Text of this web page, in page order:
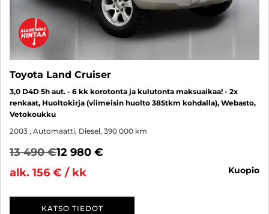
Toyota Land Cruiser
3,0 D4D 5h aut. - 6 kk korotonta ja kulutonta maksuaikaa! - 2x
renkaat, Huoltokirja (viimeisin huolto 385tkm kohdalla), Webasto,
Vetokoukku
2003 , Automaatti, Diesel, 390 000 km
13 490 €12 980 €
alk. 156 € / kk
kuopio
KATSO TIEDOT